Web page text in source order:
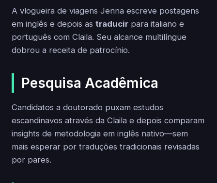
A vlogueira de viagens Jenna escreve postagens
em inglês e depois as traducir para italiano e
português com Claila. Seu alcance multilíngue
dobrou a receita de patrocínio.
Pesquisa Acadêmica
Candidatos a doutorado puxam estudos
escandinavos através da Claila e depois comparam
insights de metodologia em inglês nativo—sem
mais esperar por traduções tradicionais revisadas
por pares.